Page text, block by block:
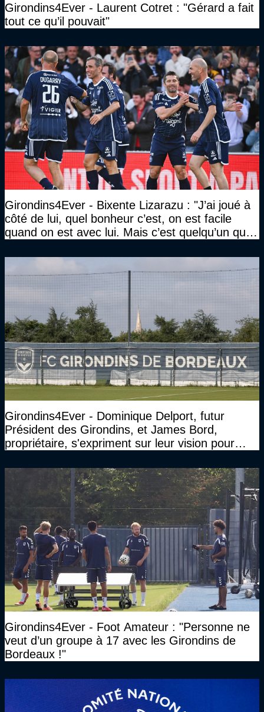
Girondins4Ever - Laurent Cotret : "Gérard a fait
tout ce qu’il pouvait"
Girondins4Ever - Bixente Lizarazu : "J’ai joué à
côté de lui, quel bonheur c’est, on est facile
quand on est avec lui. Mais c’est quelqu’un qui
Girondins4Ever - Dominique Delport, futur
Président des Girondins, et James Bord,
propriétaire, s'expriment sur leur vision pour
Girondins4Ever - Foot Amateur : "Personne ne
veut d’un groupe à 17 avec les Girondins de
Bordeaux !"